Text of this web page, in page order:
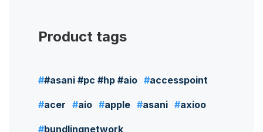
Product tags
#asani #pc #hp #aio accesspoint
acer aio apple asani axioo
bundlingnetwork